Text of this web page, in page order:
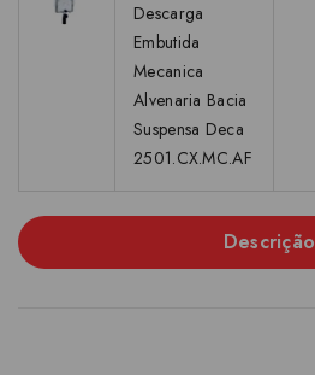
Descarga
Embutida
Mecanica
Alvenaria Bacia
Suspensa Deca
2501.CX.MC.AF
Descrição